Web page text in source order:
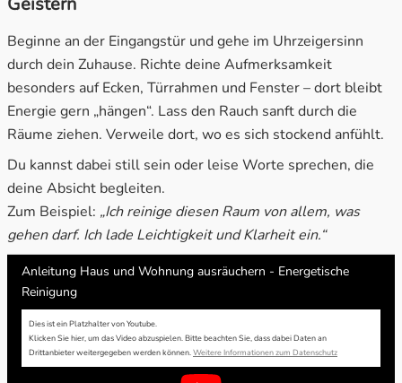
Beginne an der Eingangstür und gehe im Uhrzeigersinn
durch dein Zuhause. Richte deine Aufmerksamkeit
besonders auf Ecken, Türrahmen und Fenster – dort bleibt
Energie gern „hängen“. Lass den Rauch sanft durch die
Räume ziehen. Verweile dort, wo es sich stockend anfühlt.
Du kannst dabei still sein oder leise Worte sprechen, die
deine Absicht begleiten.
Zum Beispiel: „Ich reinige diesen Raum von allem, was
gehen darf. Ich lade Leichtigkeit und Klarheit ein.“
Anleitung Haus und Wohnung ausräuchern - Energetische
Reinigung
Dies ist ein Platzhalter von Youtube.
Klicken Sie hier, um das Video abzuspielen.Bitte beachten Sie, dass dabei Daten an
Drittanbieter weitergegeben werden können.Weitere Informationen zum Datenschutz